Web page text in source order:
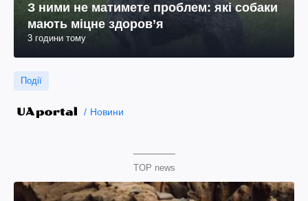
З ними не матимете проблем: які собаки
мають міцне здоров’я
3 години тому
Події
Новини
TOP news